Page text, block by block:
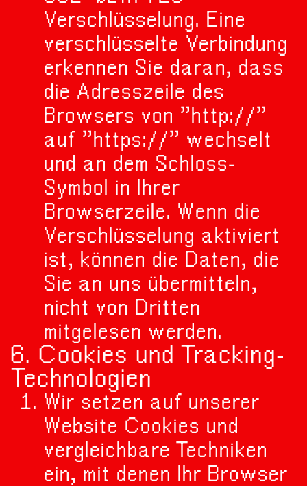
Verschlüsselung. Eine
verschlüsselte Verbindung
erkennen Sie daran, dass
die Adresszeile des
Browsers von "http://"
auf "https://" wechselt
und an dem Schloss-
Symbol in Ihrer
Browserzeile. Wenn die
Verschlüsselung aktiviert
ist, können die Daten, die
Sie an uns übermitteln,
nicht von Dritten
mitgelesen werden.
6. Cookies und Tracking-
Technologien
Wir setzen auf unserer
Website Cookies und
vergleichbare Techniken
ein, mit denen Ihr Browser